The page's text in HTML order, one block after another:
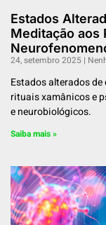
Estados
Meditação aos
24, setembro 2025
Estados alterados
rituais xamânicos e
e neurobiológicos.
Saiba mais »